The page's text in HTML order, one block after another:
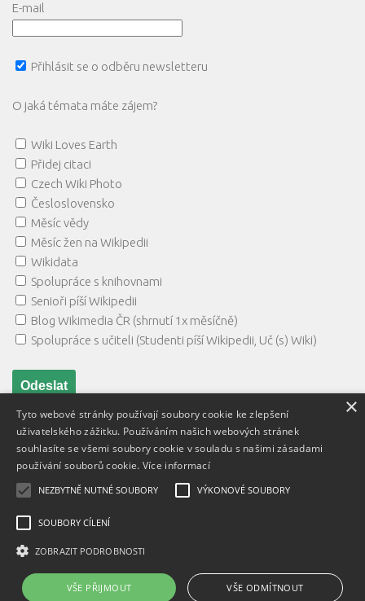
E-mail
Přihlásit se o odběru newsletteru
O jaká témata máte zájem?
Wiki Loves Earth
Přidej citaci
Czech Wiki Photo
Česloslovensko
Měsíc vědy
Měsíc žen na Wikipedii
Wikidata
Spolupráce s knihovnami
Senioři píší Wikipedii
Blog Wikimedia ČR (shrnutí 1x měsíčně)
Spolupráce s učiteli (Studenti píší Wikipedii, Uč (s) Wiki)
Textový obsah je zveřejněn pod licencíCreative Commons BY
uvedeny u těchto materiálů.
Powered by
×
Tyto webové stránky používají soubory cookie ke zlepšení
uživatelského zážitku. Používáním našich webových stránek
souhlasíte se všemi soubory cookie v souladu s našimi zásadami
používání souborů cookie. Více informací
NEZBYTNĚ NUTNÉ SOUBORY VÝKONOVÉ SOUBORY
SOUBORY CÍLENÍ
ZOBRAZIT PODROBNOSTI
VŠE PŘIJMOUT VŠE ODMÍTNOUT